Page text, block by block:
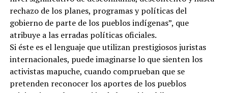
rechazo de los planes, programas y políticas del
gobierno de parte de los pueblos indígenas”, que
atribuye a las erradas políticas oficiales.
Si éste es el lenguaje que utilizan prestigiosos juristas
internacionales, puede imaginarse lo que sienten los
activistas mapuche, cuando comprueban que se
pretenden reconocer los aportes de los pueblos